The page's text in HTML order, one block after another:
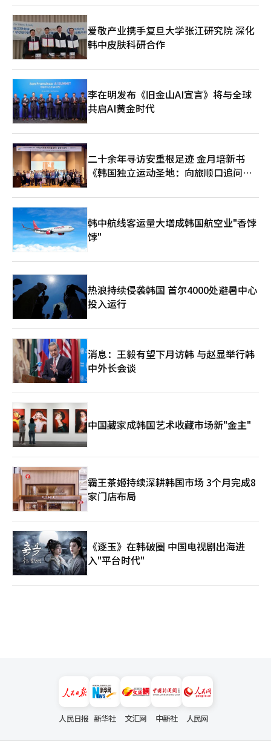
在制定应对措施，以尽量减少对我国企业的损害。关于美国的关税
政策，我们制作了韩美品目编号对照表，以帮助企业更准确地了解
相关品目。欧盟CBAM的核心是碳排放量的计算。我们开发了碳排
放量计算和管理程序，以便中小企业也能利用，并根据欧盟法规的
修订持续更新。" -如何应对绕道出口？ "随着美国等主要国家加强
正在重新组建原有的临时组织‘贸易安全特别调查组’，成立‘贸
易安全调查组’，建立专业的调查体系。实际上，去年查获的贸易
安全侵害规模为6556亿韩元，比前一年增加了约三倍。今年截至3
月底，已查获5375亿韩元的规模。未来，我们将通过全国统一的
事件指挥体系，进一步增强对贸易安全侵害犯罪的打击能力。" -人
工智能(AI)的普及使得AI转型(AX)成为热点，海关行政的AX推进现
状如何？ "通关量持续增加，但仅靠人力管理所有流程并筛选风险
因素是有限的。因此，海关署正在推进基于AI的海关行政转型的信
息化战略计划(ISP)。预计在今年下半年，将在各个领域进行基于AI
的工作重新设计。特别是AI的性能最终取决于数据质量，因此我们
也在集中建立能够稳定生成、获取和管理精炼数据的体系。" -想对
的非法行为的机构，通过基于法律和原则的公正执行来建立贸易秩
序。我们将严格阻止有害物品的流入，严厉打击贸易犯罪，进一步
巩固我国经济的基础。同时，我们将倾听现场的声音，通过沟通和
大胆的创新，创造出企业和国民能够切身感受到的最佳进出口环
境。" 大谈=全运经济部副部长整理=金成瑞记者※ 本报道经人工智
能（AI）系统翻译与编辑。
度预计销售额为12.1亿至13.1亿美元，调整后每股收益为36至44美
分。市场预期销售额为12.5亿美元，调整后每股收益为37美分。然
而，供应链建设成本预计将成为短期负担。Arm管理层预计今年运
营成本将逐季增加，但年底销售增长率将超过运营成本增长率。由
于对新型AI芯片的期待，Arm股价今年已翻倍。然而，业绩发布
后，由于供应不足和成本增加的担忧，股价在盘后交易中下跌。※
本报道经人工智能（AI）系统翻译与编辑。
业在全球抗体生物市场竞争的能力。 Remsima的意义不仅在于销
售规模。当时，韩国制药产业在研发和生产能力上有所增长，但在
全球销售和市场支配力上仍有限。Celltrion正面突破了这一壁
垒。 随后，Truxima和Herzuma等后续生物仿制药产品相继推
出，产品线扩展至抗癌药和自身免疫疾病治疗领域，扩大了在抗体
生物领域的地位。 松岛也随之改变。以Celltrion和三星生物制剂
产业生态系统从单一企业扩展到整个地区。 Celltrion的另一个特
点是直销体系。在许多国内企业依赖技术出口或当地合作伙伴合同
时，Celltrion选择了直接建立销售网络，在欧洲和美国市场扩大
销售组织和分销网络。 这种策略风险大，需要维持销售组织的成
本和对当地市场的理解。但成功后，可以同时获得盈利能力和市场
支配力。Celltrion选择了更接近全球制药公司的方向。 最近，
Celltrion与Celltrion Healthcare的合并也与此趋势相关，旨在将
生产和销售结合，提高效率和决策速度。随着生物产业竞争加剧，
单靠产品开发已不够。 新药开发被认为是Celltrion的下一步。生
物仿制药市场相对稳定，但竞争日益激烈。长期来看，自主新药的
竞争力至关重要。Celltrion也在扩大抗体新药和新治疗领域的研
究。 然而，生物产业并非仅靠期望运转。临床结果、许可、专利
和监管变化都可能对企业产生重大影响。研发成本巨大，一次失败
可能改变市场氛围。 Celltrion也未能完全摆脱市场争议。空头问
题、企业价值争论以及生物产业特有的波动性被反复提及。生物产
业因未来期望大，市场反应也敏感。 最近的市场氛围有所不同。
望。生物企业也需同时解释研发、业绩和业务可持续性。 在这种
趋势下，Celltrion仍被视为韩国生物产业的象征，因为其大规模
生产能力、抗体生物经验、全球许可经验和海外销售网络扩展相互
关联。 最重要的是，Celltrion为韩国产业界留下了一个场景：从
追随海外技术到直接撼动市场的企业可能性。松岛填海地上的工厂
起步的趋势延续至全球市场，背后是这种变化。 曾经，韩国生物
产业仅被视为可能性领域。如今，已进入全球市场竞争力讨论阶
段。Celltrion是经历这一变化最久的公司之一。 该公司的下一步
可能不仅限于生物仿制药的扩展。在生产、销售和新药开发的连贯
趋势中，Celltrion将占据何种位置，不仅影响其未来，也可能影
响韩国生物产业的方向。※ 本报道经人工智能（AI）系统翻译与编
辑。
爱敬产业携手复旦大学张江研究院 深化
韩中皮肤科研合作
李在明发布《旧金山AI宣言》将与全球
共启AI黄金时代
二十余年寻访安重根足迹 金月培新书
《韩国独立运动圣地：向旅顺口追问历
韩中航线客运量大增成韩国航空业"香饽
饽"
热浪持续侵袭韩国 首尔4000处避暑中心
投入运行
消息：王毅有望下月访韩 与赵显举行韩
中外长会谈
中国藏家成韩国艺术收藏市场新"金主"
霸王茶姬持续深耕韩国市场 3个月完成8
家门店布局
《逐玉》在韩破圈 中国电视剧出海进
入"平台时代"
人民日报 新华社 文汇网 中新社 人民网